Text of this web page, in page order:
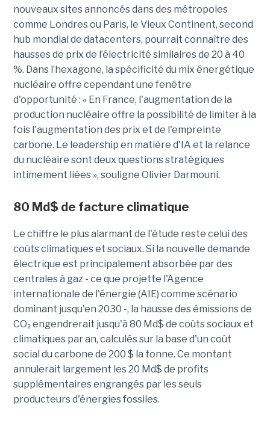
nouveaux sites annoncés dans des métropoles
comme Londres ou Paris, le Vieux Continent, second
hub mondial de datacenters, pourrait connaître des
hausses de prix de l’électricité similaires de 20 à 40
%. Dans l’hexagone, la spécificité du mix énergétique
nucléaire offre cependant une fenêtre
d'opportunité : « En France, l'augmentation de la
production nucléaire offre la possibilité de limiter à la
fois l'augmentation des prix et de l'empreinte
carbone. Le leadership en matière d'IA et la relance
du nucléaire sont deux questions stratégiques
intimement liées », souligne Olivier Darmouni.
80 Md$ de facture climatique
Le chiffre le plus alarmant de l'étude reste celui des
coûts climatiques et sociaux. Si la nouvelle demande
électrique est principalement absorbée par des
centrales à gaz - ce que projette l'Agence
internationale de l'énergie (AIE) comme scénario
dominant jusqu'en 2030 -, la hausse des émissions de
CO₂ engendrerait jusqu'à 80 Md$ de coûts sociaux et
climatiques par an, calculés sur la base d'un coût
social du carbone de 200 $ la tonne. Ce montant
annulerait largement les 20 Md$ de profits
supplémentaires engrangés par les seuls
producteurs d'énergies fossiles.